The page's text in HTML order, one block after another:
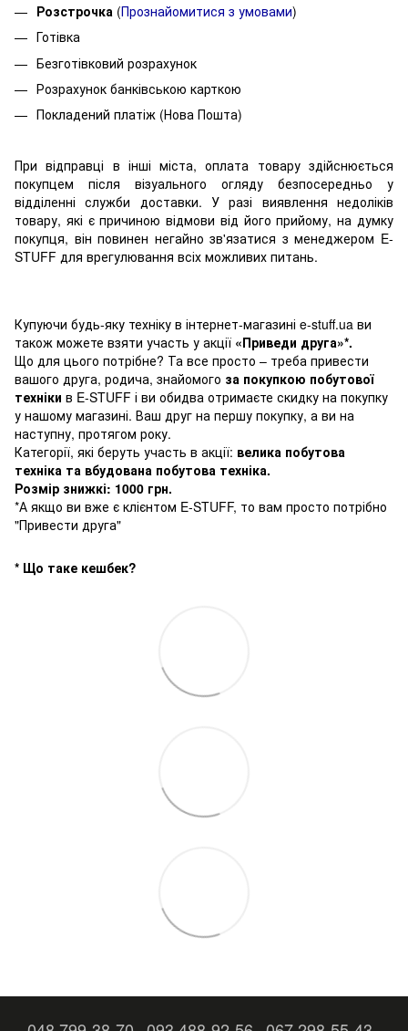
Розстрочка (Прознайомитися з умовами)
Готівка
Безготівковий розрахунок
Розрахунок банківською карткою
Покладений платіж (Нова Пошта)
При відправці в інші міста, оплата товару здійснюється
покупцем після візуального огляду безпосередньо у
відділенні служби доставки. У разі виявлення недоліків
товару, які є причиною відмови від його прийому, на думку
покупця, він повинен негайно зв'язатися з менеджером E-
STUFF для врегулювання всіх можливих питань.
Купуючи будь-яку техніку в інтернет-магазині e-stuff.ua ви
також можете взяти участь у акції «Приведи друга»*.
Що для цього потрібне? Та все просто – треба привести
вашого друга, родича, знайомого за покупкою побутової
техніки в E-STUFF і ви обидва отримаєте скидку на покупку
у нашому магазині. Ваш друг на першу покупку, а ви на
наступну, протягом року.
Категорії, які беруть участь в акції: велика побутова
техніка та вбудована побутова техніка.
Розмір знижкі: 1000 грн.
*А якщо ви вже є клієнтом E-STUFF, то вам просто потрібно
"Привести друга"
* Що таке кешбек?